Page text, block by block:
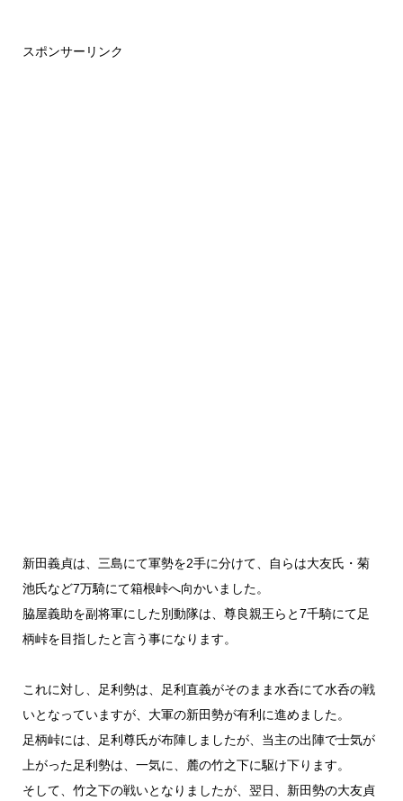
スポンサーリンク
新田義貞は、三島にて軍勢を2手に分けて、自らは大友氏・菊
池氏など7万騎にて箱根峠へ向かいました。
脇屋義助を副将軍にした別動隊は、尊良親王らと7千騎にて足
柄峠を目指したと言う事になります。
これに対し、足利勢は、足利直義がそのまま水呑にて水呑の戦
いとなっていますが、大軍の新田勢が有利に進めました。
足柄峠には、足利尊氏が布陣しましたが、当主の出陣で士気が
上がった足利勢は、一気に、麓の竹之下に駆け下ります。
そして、竹之下の戦いとなりましたが、翌日、新田勢の大友貞